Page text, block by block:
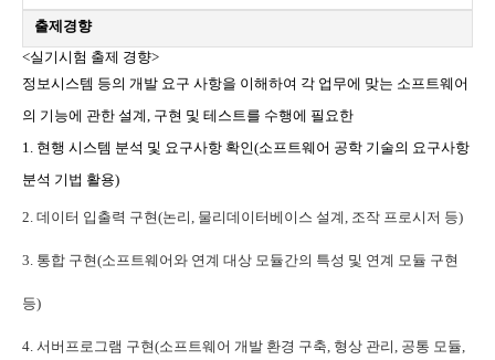
출제경향
<실기시험 출제 경향>
정보시스템 등의 개발 요구 사항을 이해하여 각 업무에 맞는 소프트웨어
의 기능에 관한 설계, 구현 및 테스트를 수행에 필요한
1. 현행 시스템 분석 및 요구사항 확인(소프트웨어 공학 기술의 요구사항
분석 기법 활용)
2. 데이터 입출력 구현(논리, 물리데이터베이스 설계, 조작 프로시저 등)
3. 통합 구현(소프트웨어와 연계 대상 모듈간의 특성 및 연계 모듈 구현
등)
4. 서버프로그램 구현(소프트웨어 개발 환경 구축, 형상 관리, 공통 모듈,